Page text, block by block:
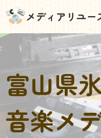
メディアリユー
富山県
音楽メ